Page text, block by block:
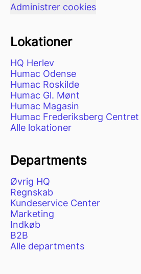
Administrer cookies
Lokationer
HQ Herlev
Humac Odense
Humac Roskilde
Humac Gl. Mønt
Humac Magasin
Humac Frederiksberg Centret
Alle lokationer
Departments
Øvrig HQ
Regnskab
Kundeservice Center
Marketing
Indkøb
B2B
Alle departments